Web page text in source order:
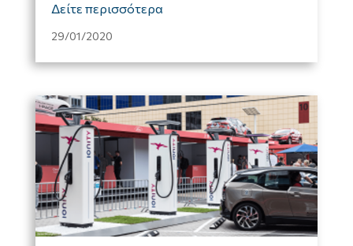
29/01/2020
Δείτε περισσότερα